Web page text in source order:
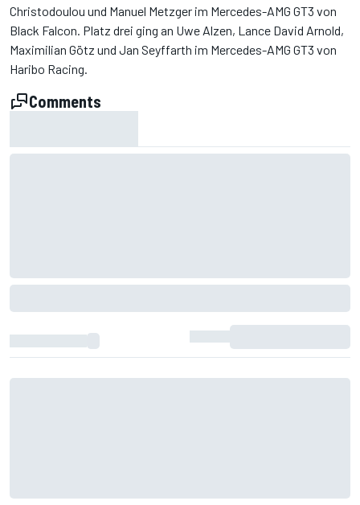
Christodoulou und Manuel Metzger im Mercedes-AMG GT3 von
Black Falcon. Platz drei ging an Uwe Alzen, Lance David Arnold,
Maximilian Götz und Jan Seyffarth im Mercedes-AMG GT3 von
Haribo Racing.
Comments